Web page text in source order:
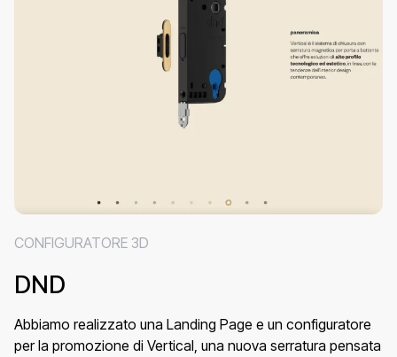
CONFIGURATORE 3D
DND
Abbiamo realizzato una Landing Page e un configuratore
per la promozione di Vertical, una nuova serratura pensata